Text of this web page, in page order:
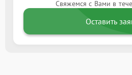
Свяжемся с Вами в
Оставить